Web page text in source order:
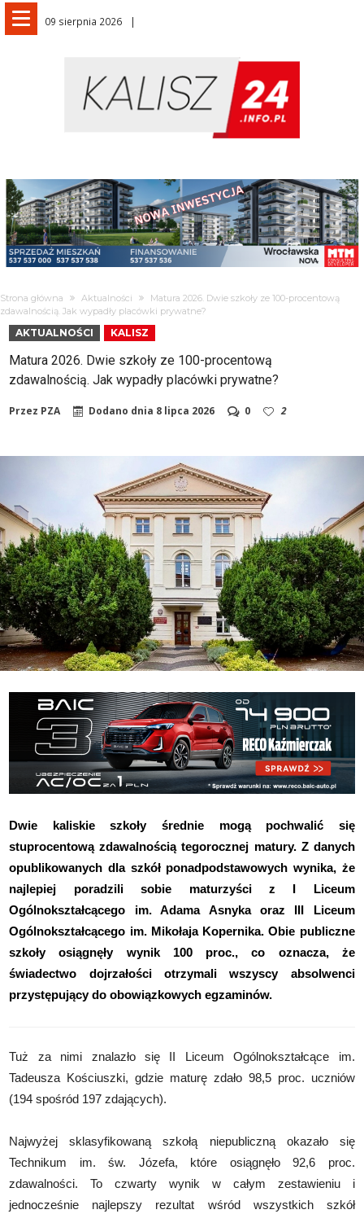
09 sierpnia 2026
Strona główna Aktualności
Matura 2026. Dwie szkoły ze 100-procentową
zdawalnością. Jak wypadły placówki prywatne?
AKTUALNOŚCI KALISZ
Matura 2026. Dwie szkoły ze 100-procentową
zdawalnością. Jak wypadły placówki prywatne?
Przez PZA Dodano dnia 8 lipca 2026 0 2
Dwie kaliskie szkoły średnie mogą pochwalić się
stuprocentową zdawalnością tegorocznej matury. Z danych
opublikowanych dla szkół ponadpodstawowych wynika, że
najlepiej poradzili sobie maturzyści z I Liceum
Ogólnokształcącego im. Adama Asnyka oraz III Liceum
Ogólnokształcącego im. Mikołaja Kopernika. Obie publiczne
szkoły osiągnęły wynik 100 proc., co oznacza, że
świadectwo dojrzałości otrzymali wszyscy absolwenci
przystępujący do obowiązkowych egzaminów.
Tuż za nimi znalazło się II Liceum Ogólnokształcące im.
Tadeusza Kościuszki, gdzie maturę zdało 98,5 proc. uczniów
(194 spośród 197 zdających).
Najwyżej sklasyfikowaną szkołą niepubliczną okazało się
Technikum im. św. Józefa, które osiągnęło 92,6 proc.
zdawalności. To czwarty wynik w całym zestawieniu i
jednocześnie najlepszy rezultat wśród wszystkich szkół